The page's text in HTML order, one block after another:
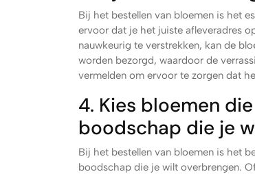
Bij het bestellen van bloemen is het
ervoor dat je het juiste afleveradres
nauwkeurig te verstrekken, kan de
worden bezorgd, waardoor de
vermelden om ervoor te zorgen dat
4. Kies bloemen
boodschap die je
Bij het bestellen van bloemen is het
boodschap die je wilt overbrengen.